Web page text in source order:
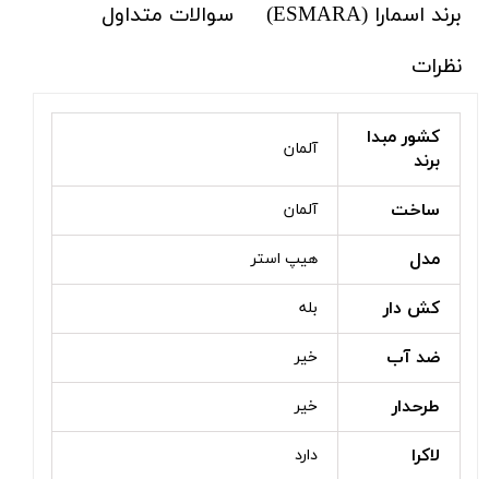
برند اسمارا (ESMARA)
سوالات متداول
نظرات
کشور مبدا
برند
آلمان
ساخت آلمان
مدل هیپ استر
کش دار بله
ضد آب خیر
طرحدار خیر
لاکرا دارد